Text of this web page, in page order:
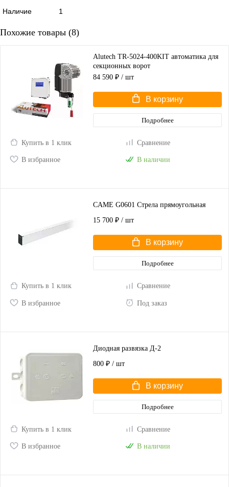
Наличие
1
Похожие товары (8)
Alutech TR-5024-400KIT автоматика для
секционных ворот
84 590 ₽ / шт
В корзину
Подробнее
Купить в 1 клик Сравнение
В избранное В наличии
CAME G0601 Стрела прямоугольная
15 700 ₽ / шт
В корзину
Подробнее
Купить в 1 клик Сравнение
В избранное Под заказ
Диодная развязка Д-2
800 ₽ / шт
В корзину
Подробнее
Купить в 1 клик Сравнение
В избранное В наличии